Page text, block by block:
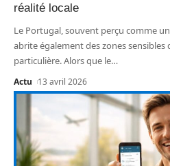
réalité locale
Le Portugal, souvent perçu comme
abrite également des zones
particulière. Alors que le…
Actu 13 avril 2026